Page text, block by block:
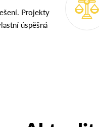
Projekty
úspěšná